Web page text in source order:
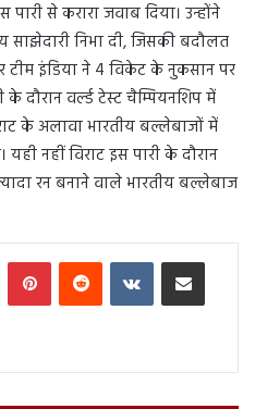
से करारा जवाब दिया। उन्होंने
निभा दी, जिसकी बदौलत
टीम इंडिया ने 4 विकेट के नुकसान पर
के दौरान वर्ल्ड टेस्ट चैम्पियनशिप में
के अलावा भारतीय बल्लेबाजों में
यही नहीं विराट इस पारी के दौरान
रन बनाने वाले भारतीय बल्लेबाज
Tumblr PinterestReddit VKontakteShare via Email